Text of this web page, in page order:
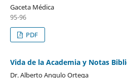
Gaceta Médica
95-96
PDF
Vida de la Academia y Notas
Dr. Alberto Angulo Ortega